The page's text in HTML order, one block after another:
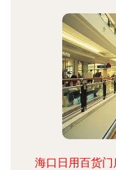
海口日用百货门